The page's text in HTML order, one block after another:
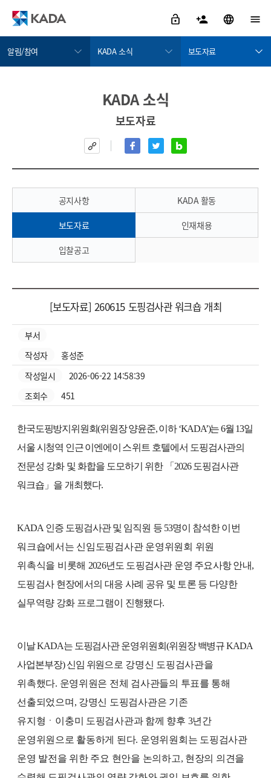
알림/참여 KADA 소식 보도자료
KADA 소식
보도자료
공지사항 KADA 활동
보도자료 인재채용
입찰공고
보도자료 상세
[보도자료] 260615 도핑검사관 워크숍 개최
부서
작성자
홍성준
작성일시
2026-06-22 14:58:39
조회수
451
한국도핑방지위원회(위원장 양윤준,이하‘KADA’)는6월 13일
서울 시청역 인근 이엔에이 스위트 호텔에서 도핑검사관의
전문성 강화 및 화합을 도모하기 위한
「 2026 도핑검사관
워크숍 」 을 개최했다.
KADA 인증 도핑검사관 및 임직원 등 53명이 참석한이번
워크숍에서는 신임도핑검사관 운영위원회 위원
위촉식을 비롯해 2026년도 도핑검사관 운영 주요사항 안내,
도핑검사 현장에서의 대응 사례 공유 및 토론 등 다양한
실무역량 강화 프로그램이 진행됐다.
이날KADA는 도핑검사관 운영위원회(위원장 백병규KADA
사업본부장)신임 위원 으로 강명신 도핑검사관을
위촉했다. 운영위원은 전체 검사관들의 투표를 통해
선출되었으며 , 강명신 도핑검사관은 기존
유지형ㆍ이충미 도핑검사관과 함께 향후 3년간
운영위원으로 활동하게 된다. 운영위원회는 도핑검사관
운영 발전을 위한 주요 현안을 논의하고, 현장의 의견을